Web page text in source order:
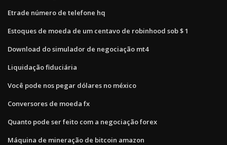
Etrade número de telefone hq
Estoques de moeda de um centavo de robinhood sob $ 1
Download do simulador de negociação mt4
Liquidação fiduciária
Você pode nos pegar dólares no méxico
Conversores de moeda fx
Quanto pode ser feito com a negociação forex
Máquina de mineração de bitcoin amazon